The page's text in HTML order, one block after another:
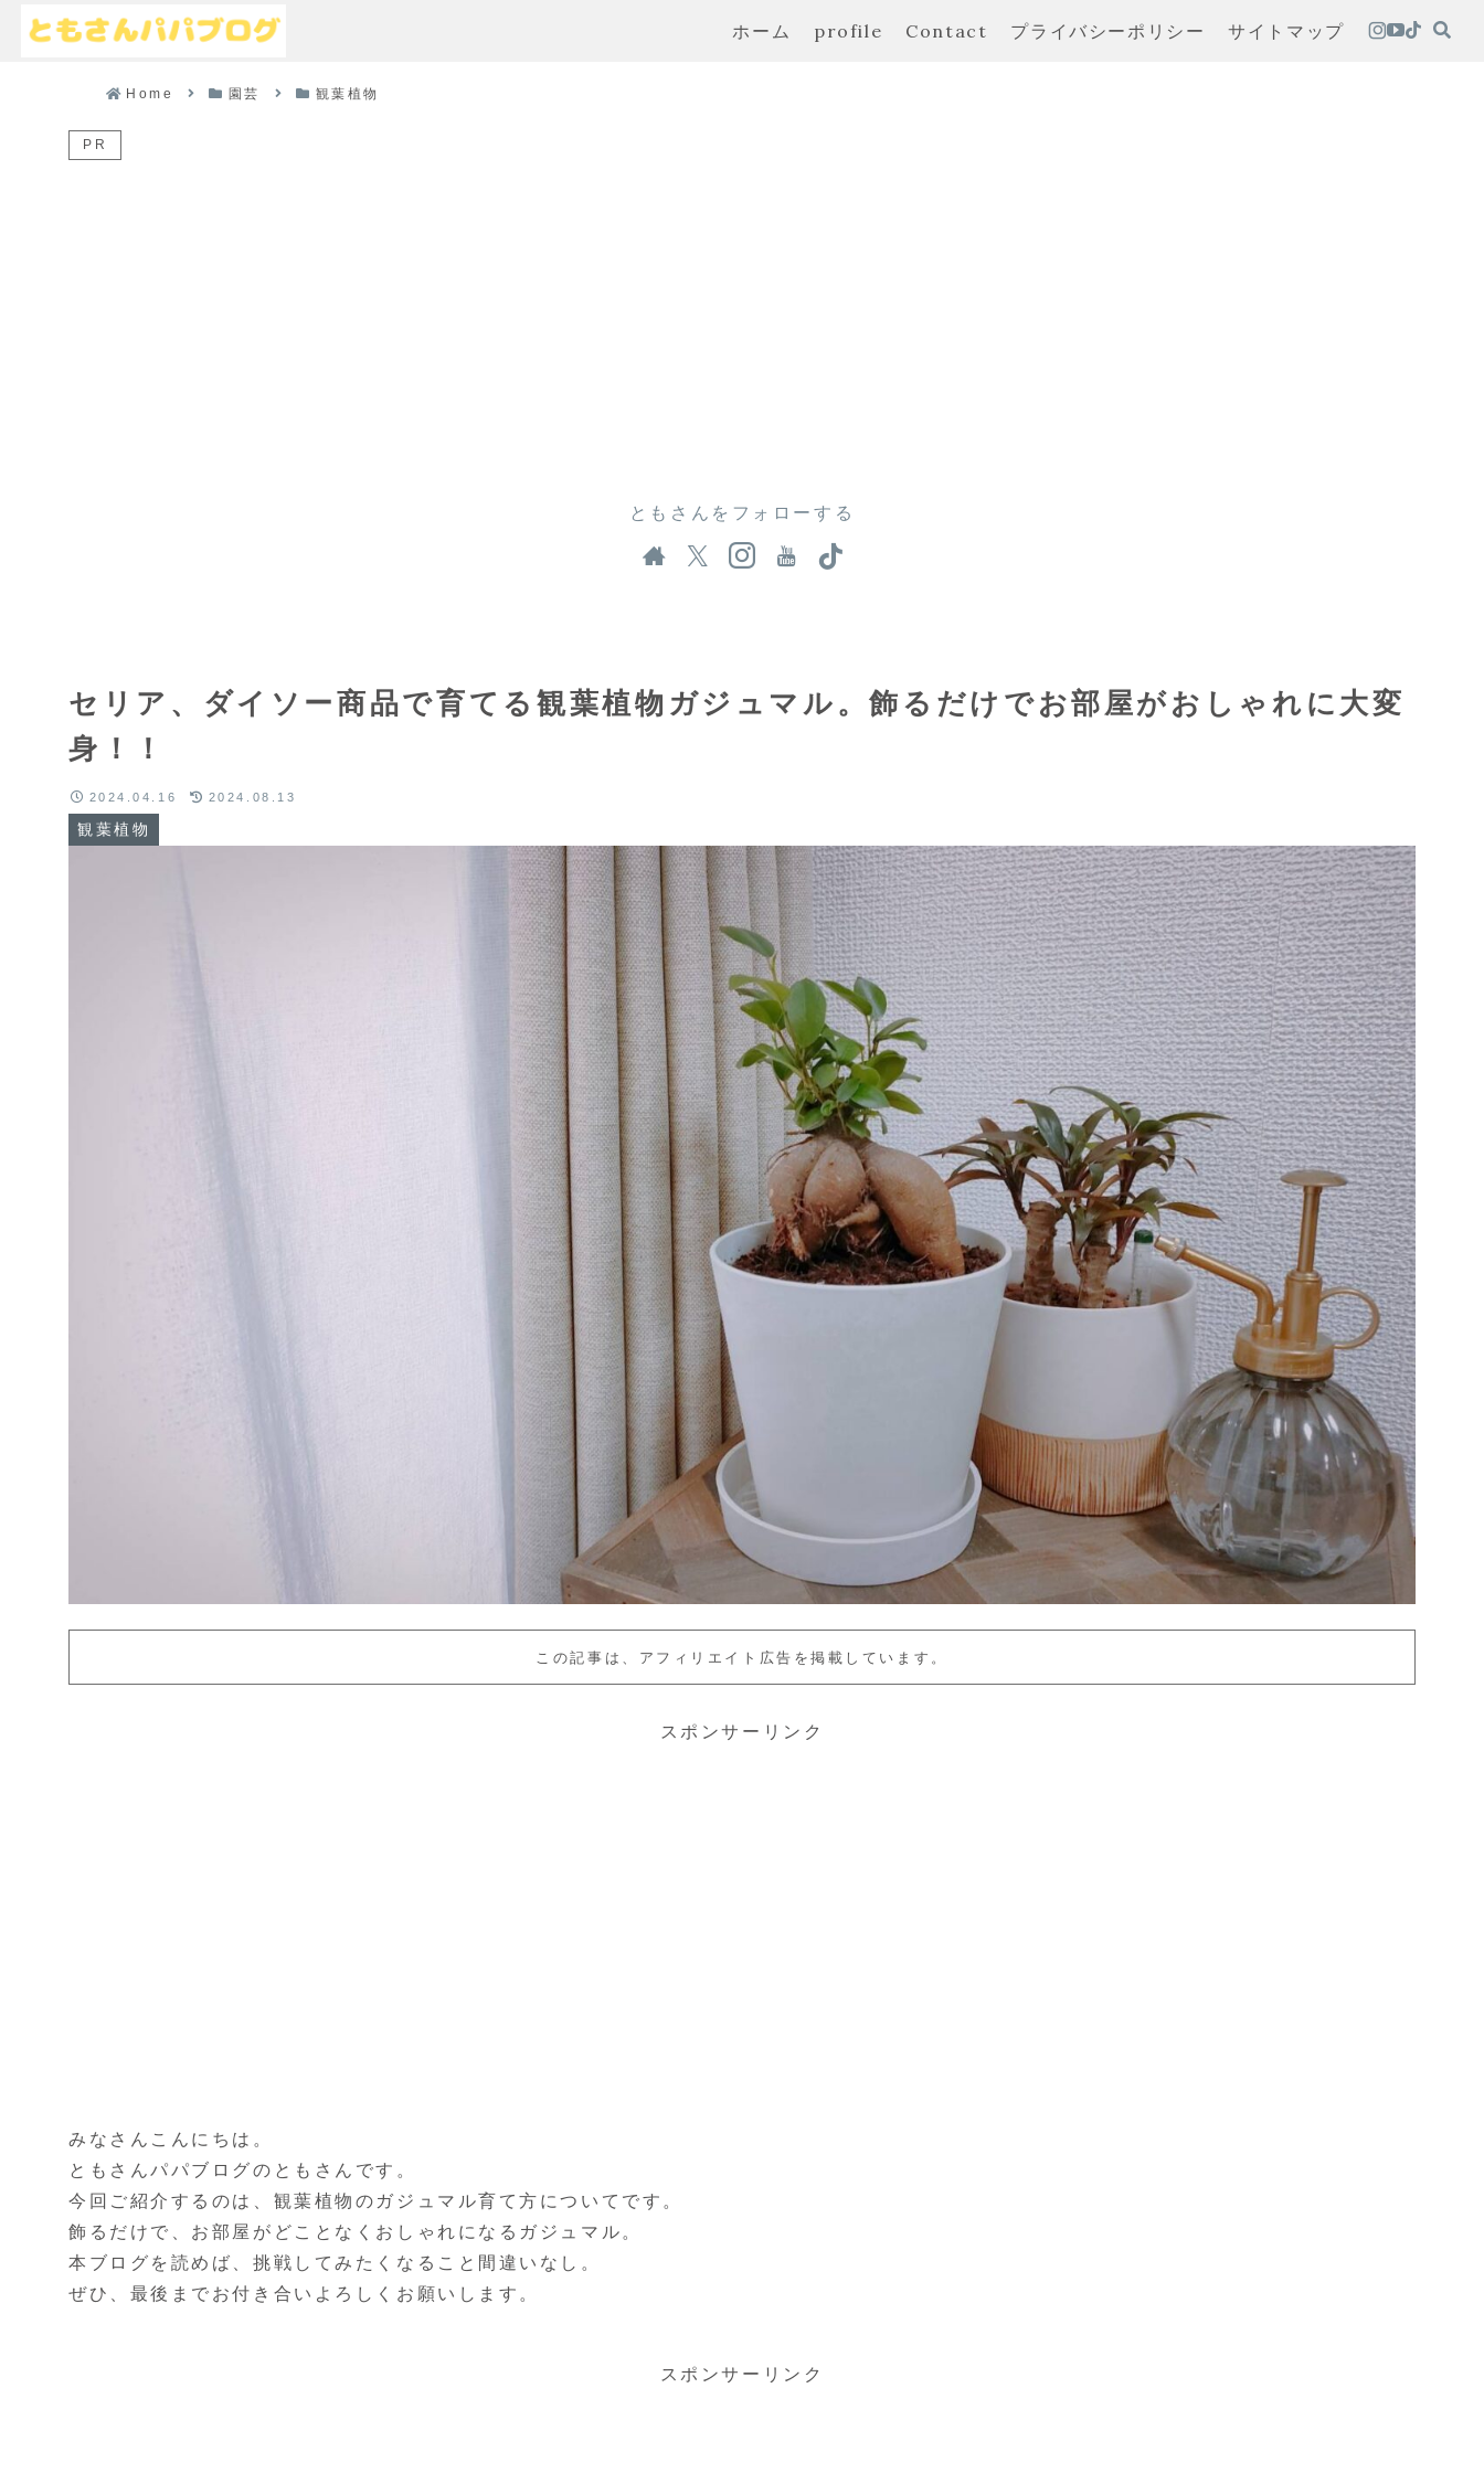
ホーム profile Contact プライバシーポリシー サイトマップ
Home 園芸 観葉植物
PR
セリア、ダイソー商品で育てる観葉植物ガジュマル。飾るだけでお部屋がおしゃれに大変
身！！
観葉植物
2024.04.16 2024.08.13
この記事は、アフィリエイト広告を掲載しています。
スポンサーリンク
ともさんをフォローする
みなさんこんにちは。
ともさんパパブログのともさんです。
今回ご紹介するのは、観葉植物のガジュマル育て方についてです。
飾るだけで、お部屋がどことなくおしゃれになるガジュマル。
本ブログを読めば、挑戦してみたくなること間違いなし。
ぜひ、最後までお付き合いよろしくお願いします。
スポンサーリンク